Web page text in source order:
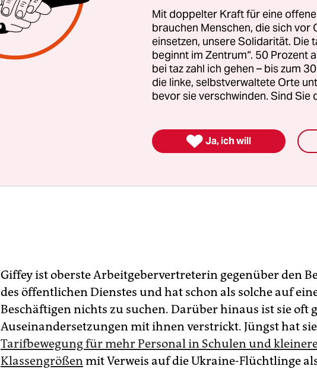
Was ist dann also das Problem?
Giffey ist oberste Arbeitgebervertreterin gegenüber den
des öffentlichen Dienstes und hat schon als solche auf
Beschäftigen nichts zu suchen. Darüber hinaus ist sie oft
Auseinandersetzungen mit ihnen verstrickt. Jüngst hat
Tarifbewegung für mehr Personal in Schulen und
Klassengrößenmit Verweis auf die Ukraine-Flüchtlinge
Mit doppelter Kraft für eine
brauchen Menschen, die sich
einsetzen, unsere Solidarität. Die
beginnt im Zentrum“. 50 Prozent
bei taz zahl ich gehen – bis zum
die linke, selbstverwaltete Orte
bevor sie verschwinden. Sind Sie
 Ja, ich will